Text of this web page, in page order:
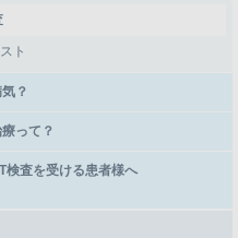
ト
？
って？
検査を受ける患者様へ